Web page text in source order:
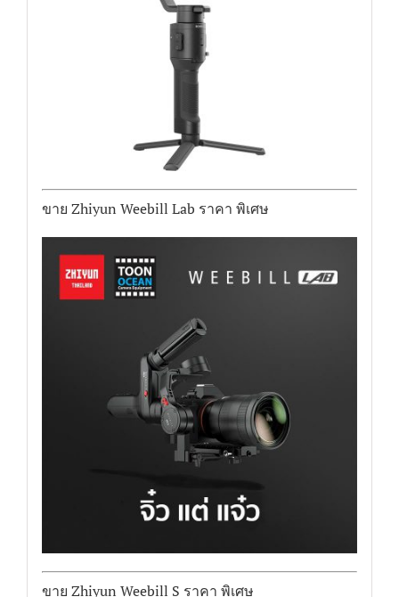
ขาย Zhiyun Weebill Lab ราคา พิเศษ
ขาย Zhiyun Weebill S ราคา พิเศษ